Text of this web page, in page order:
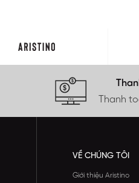
Thanh
VỀ CHÚNG TÔI
Giới thiệu Aristino